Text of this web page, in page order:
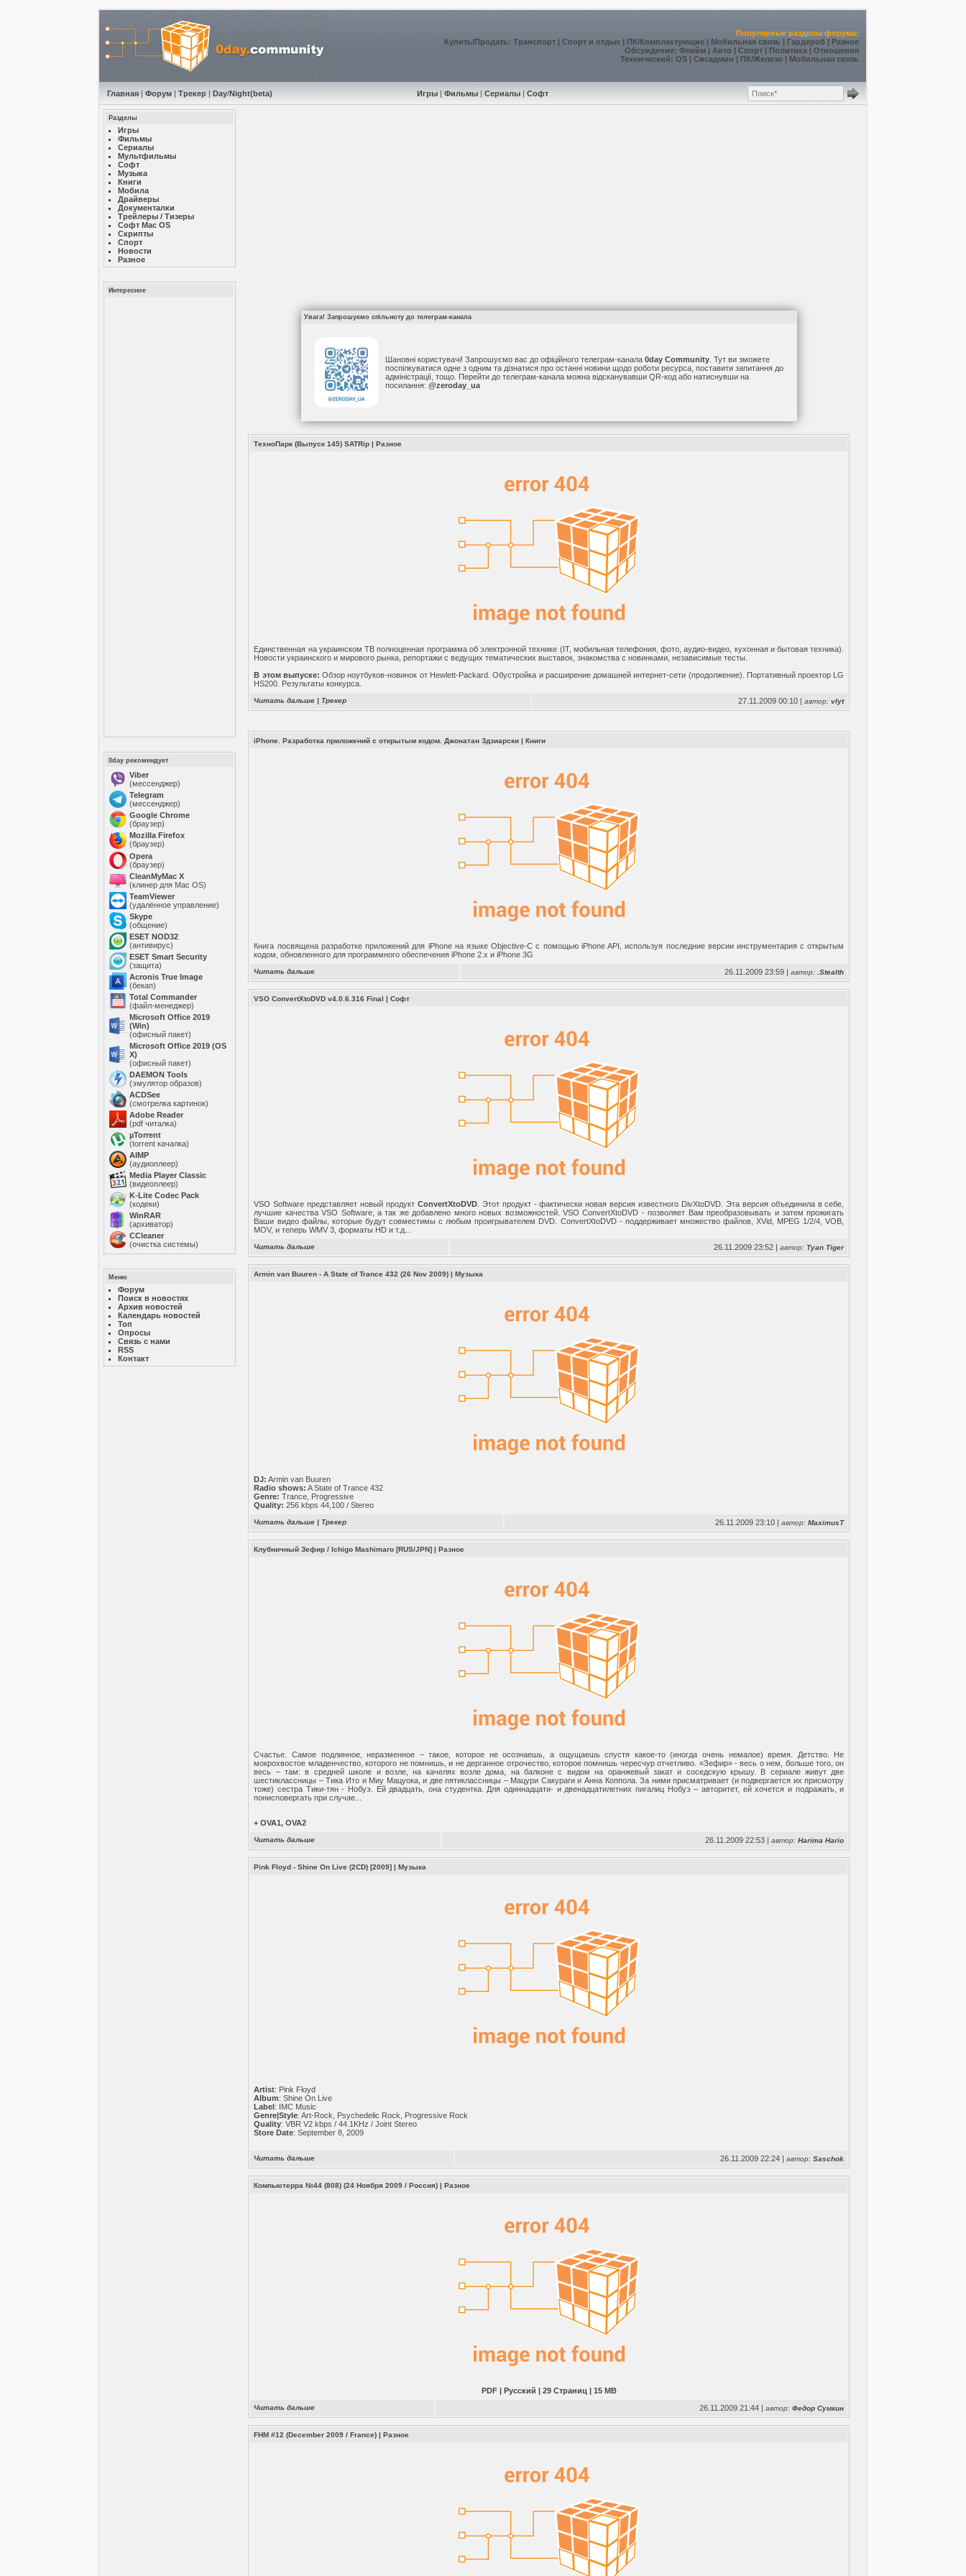
Популярные разделы форума:
Купить/Продать:Транспорт |Спорт и отдых |ПК/Комплектующие |Мобильная связь | Гардероб |Разное
Обсуждение:Флейм | Авто |Спорт | Политика |Отношения
Технический:OS |Сисадмин | ПК/Железо | Мобильная связь
Главная |Форум |Трекер |Day/Night(beta) Игры |Фильмы |Сериалы |Софт
Разделы
Игры
Фильмы
Сериалы
Мультфильмы
Софт
Музыкa
Книги
Мобила
Драйверы
Документалки
Трейлеры / Тизеры
Софт Mac OS
Скрипты
Спорт
Новости
Разное
Интересное
0day рекомендует
Viber
(мессенджер)
Telegram
(мессенджер)
Google Chrome
(браузер)
Mozilla Firefox
(браузер)
Opera
(браузер)
CleanMyMac X
(клинер для Mac OS)
TeamViewer
(удалённое управление)
Skype
(общение)
ESET NOD32
(антивирус)
ESET Smart Security
(защита)
Acronis True Image
(бекап)
Total Commander
(файл-менеджер)
Microsoft Office 2019
(Win)
(офисный пакет)
Microsoft Office 2019 (OS
X)
(офисный пакет)
DAEMON Tools
(эмулятор образов)
ACDSee
(смотрелка картинок)
Adobe Reader
(pdf читалка)
µTorrent
(torrent качалка)
AIMP
(аудиоплеер)
Media Player Classic
(видеоплеер)
K-Lite Codec Pack
(кодеки)
WinRAR
(архиватор)
ССleaner
(очистка системы)
Меню
Форум
Поиск в новостях
Архив новостей
Календарь новостей
Топ
Опросы
Связь с нами
RSS
Контакт
Увага! Запрошуємо спільноту до телеграм-канала
Шановні користувачі! Запрошуємо вас до офіційного телеграм-канала 0day Community. Тут ви зможете
поспілкуватися одне з одним та дізнатися про останні новини щодо роботи ресурса, поставити запитання до
адміністрації, тощо. Перейти до телеграм-канала можна відсканувавши QR-код або натиснувши на
посилання: @zeroday_ua
ТехноПарк (Выпуск 145) SATRip |Разное
Единственная на украинском ТВ полноценная программа об электронной технике (IT, мобильная телефония, фото, аудио-видео, кухонная и бытовая техника).
Новости украинского и мирового рынка, репортажи с ведущих тематических выставок, знакомства с новинками, независимые тесты.
В этом выпуске: Обзор ноутбуков-новинок от Hewlett-Packard. Обустройка и расширение домашней интернет-сети (продолжение). Портативный проектор LG
HS200. Результаты конкурса.
Читать дальше |Трекер 27.11.2009 00:10 |автор:vlyt
iPhone. Разработка приложений с открытым кодом. Джонатан Здзиарски |Книги
Книга посвящена разработке приложений для iPhone на языке Objective-C с помощью iPhone API, используя последние версии инструментария с открытым
кодом, обновленного для программного обеспечения iPhone 2.x и iPhone 3G
Читать дальше 26.11.2009 23:59 |автор: .Stealth
VSO ConvertXtoDVD v4.0.6.316 Final |Софт
VSO Software представляет новый продукт ConvertXtoDVD. Этот продукт - фактически новая версия известного DivXtoDVD. Эта версия объединила в себе,
лучшие качества VSO Software, а так же добавлено много новых возможностей. VSO ConvertXtoDVD - позволяет Вам преобразовывать и затем прожигать
Ваши видео файлы, которые будут совместимы с любым проигрывателем DVD. ConvertXtoDVD - поддерживает множество файлов, XVid, MPEG 1/2/4, VOB,
MOV, и теперь WMV 3, форматы HD и т.д...
Читать дальше 26.11.2009 23:52 |автор:Tyan Tiger
Armin van Buuren - A State of Trance 432 (26 Nov 2009) |Музыка
DJ: Armin van Buuren
Radio shows: A State of Trance 432
Genre: Trance, Progressive
Quality: 256 kbps 44,100 / Stereo
Читать дальше |Трекер 26.11.2009 23:10 |автор:MaximusT
Клубничный Зефир / Ichigo Mashimaro [RUS/JPN] |Разное
Счастье. Самое подлинное, неразменное – такое, которое не осознаешь, а ощущаешь спустя какое-то (иногда очень немалое) время. Детство. Не
мокрохвостое младенчество, которого не помнишь, и не дерганное отрочество, которое помнишь чересчур отчетливо. «Зефир» - весь о нем, больше того, он
весь – там: в средней школе и возле, на качелях возле дома, на балконе с видом на оранжевый закат и соседскую крышу. В сериале живут две
шестиклассницы – Тика Ито и Миу Мацуока, и две пятиклассницы – Мацури Сакураги и Анна Коппола. За ними присматривает (и подвергается их присмотру
тоже) сестра Тики-тян - Нобуэ. Ей двадцать, она студентка. Для одиннадцати- и двенадцатилетних пигалиц Нобуэ – авторитет, ей хочется и подражать, и
понисповергать при случае...
+ OVA1, OVA2
Читать дальше 26.11.2009 22:53 |автор:Harima Hario
Pink Floyd - Shine On Live (2CD) [2009] |Музыка
Artist: Pink Floyd
Album: Shine On Live
Label: IMC Music
Genre|Style: Art-Rock, Psychedelic Rock, Progressive Rock
Quality: VBR V2 kbps / 44.1KHz / Joint Stereo
Store Date: September 8, 2009
Читать дальше 26.11.2009 22:24 |автор:Saschok
Компьютерра №44 (808) (24 Ноября 2009 / Россия) |Разное
PDF | Русский | 29 Страниц | 15 MB
Читать дальше 26.11.2009 21:44 |автор:Федор Сумкин
FHM #12 (December 2009 / France) |Разное